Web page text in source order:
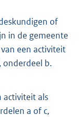
of
in de gemeente
een activiteit
onderdeel b.
activiteit als
a of c,